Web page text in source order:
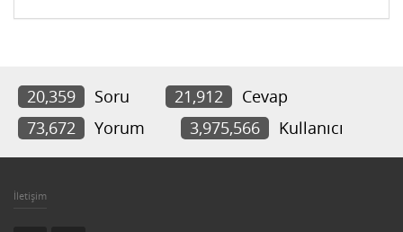
20,359 Soru 21,912
Cevap
73,672
Yorum 3,975,566 Kullanıcı
İletişim